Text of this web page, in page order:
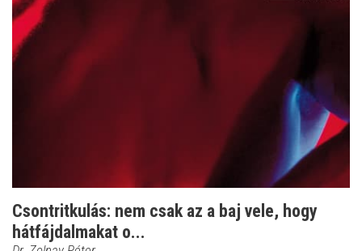
Csontritkulás: nem csak az a baj vele, hogy
hátfájdalmakat o...